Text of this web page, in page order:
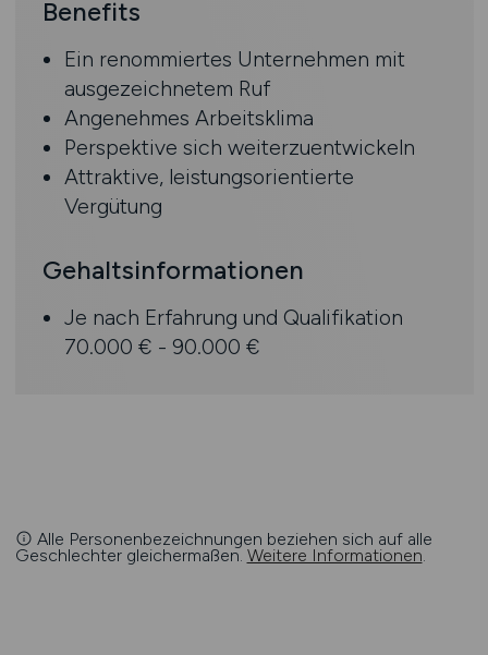
Benefits
Ein renommiertes Unternehmen mit
ausgezeichnetem Ruf
Angenehmes Arbeitsklima
Perspektive sich weiterzuentwickeln
Attraktive, leistungsorientierte
Vergütung
Gehaltsinformationen
Je nach Erfahrung und Qualifikation
70.000 € - 90.000 €
Alle Personenbezeichnungen beziehen sich auf alle
Geschlechter gleichermaßen. Weitere Informationen.